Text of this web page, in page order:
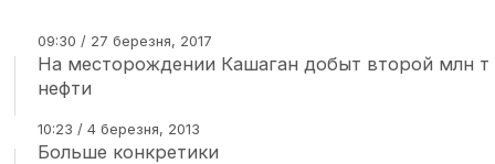
09:30 / 27 березня, 2017
На месторождении Кашаган добыт второй млн т
нефти
10:23 / 4 березня, 2013
Больше конкретики